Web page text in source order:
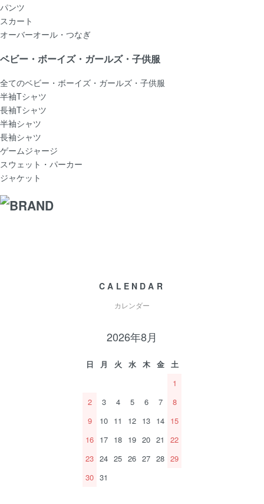
パンツ
スカート
オーバーオール・つなぎ
ベビー・ボーイズ・ガールズ・子供服
全てのベビー・ボーイズ・ガールズ・子供服
半袖Tシャツ
長袖Tシャツ
半袖シャツ
長袖シャツ
ゲームジャージ
スウェット・パーカー
ジャケット
CALENDAR
カレンダー
2026年8月
日 月 火 水 木 金
土
1
2
3 4 5 6 7
8
9
10 11 12 13 14 15
16 17 18 19 20 21
22
23 24 25 26 27 28 29
30 31